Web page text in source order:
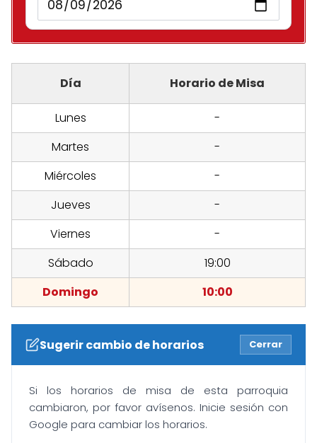
Día Horario de Misa
Lunes
-
Martes
-
Miércoles
-
Jueves
-
Viernes
-
Sábado
19:00
Domingo
10:00
Sugerir cambio de horarios Cerrar
Si los horarios de misa de esta parroquia
cambiaron, por favor avísenos. Inicie sesión con
Google para cambiar los horarios.